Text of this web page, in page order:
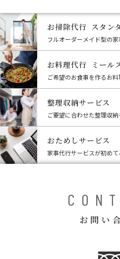
お掃除代行 スタン
フルオーダーメイド型の家
お料理代行 ミール
ご希望のお食事を作るお料
整理収納サービス
ご要望に合わせた整理収納
おためしサービス
家事代行サービスが初めて
お問い